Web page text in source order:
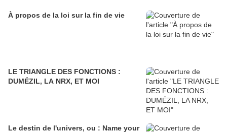
À propos de la loi sur la fin de vie
LE TRIANGLE DES FONCTIONS :
DUMÉZIL, LA NRX, ET MOI
Le destin de l'univers, ou : Name your